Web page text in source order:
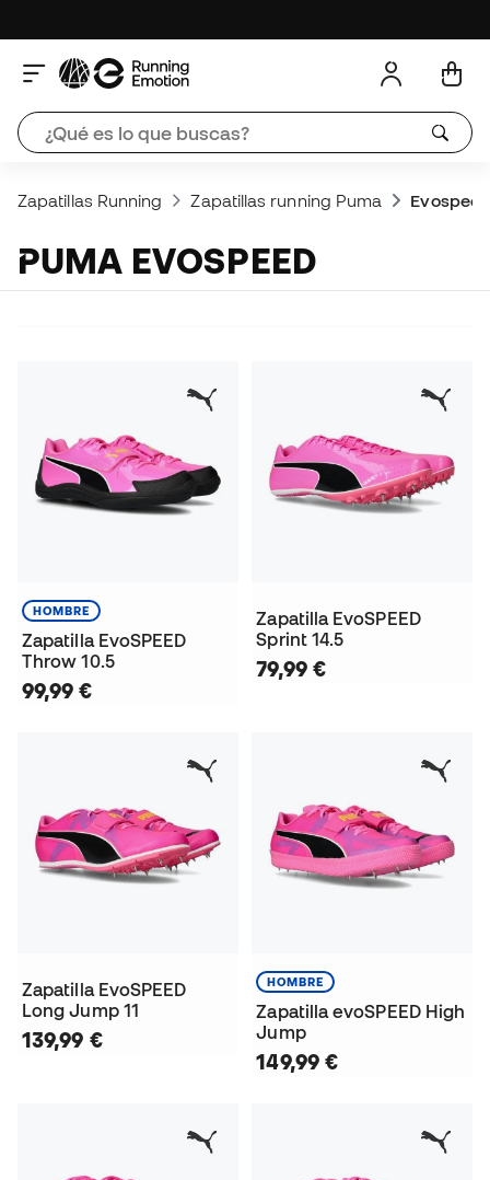
Zapatillas Running Zapatillas running Puma Evospeed
PUMA EVOSPEED
HOMBRE
Zapatilla EvoSPEED
Throw 10.5
99,99 €
Zapatilla EvoSPEED
Sprint 14.5
79,99 €
Zapatilla EvoSPEED
Long Jump 11
139,99 €
HOMBRE
Zapatilla evoSPEED High
Jump
149,99 €